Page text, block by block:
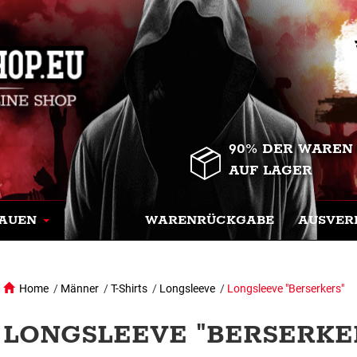
90% DER WAREN
AUF LAGER
WARENRÜCKGABE
Home / Männer /T-Shirts / Longsleeve / Longsleeve "Berserkers"
LONGSLEEVE